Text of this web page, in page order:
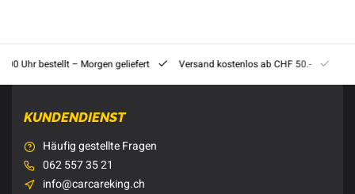
Uhr bestellt – Morgen geliefert Versand kostenlos ab CHF 50.-
KUNDENDIENST
Häufig gestellte Fragen
062 557 35 21
info@carcareking.ch